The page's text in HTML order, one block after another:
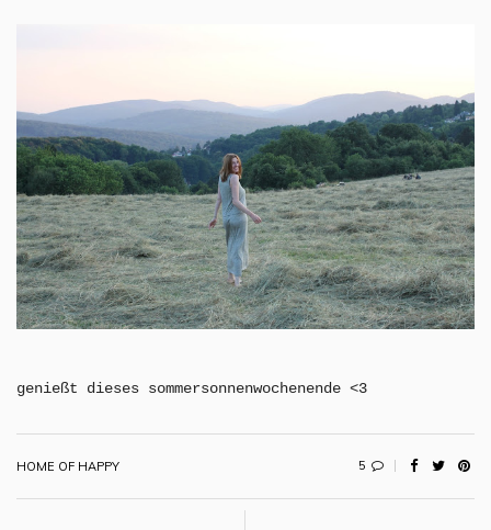
genießt dieses sommersonnenwochenende <3
HOME OF HAPPY 5